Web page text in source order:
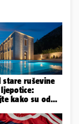
stare ruševine
kako su od
vilu